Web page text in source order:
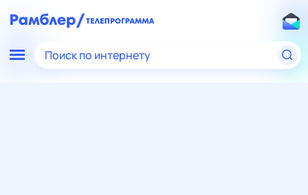
Поиск по интернету